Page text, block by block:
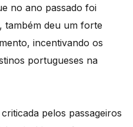
no ano passado foi
também deu um forte
incentivando os
portugueses na
pelos passageiros